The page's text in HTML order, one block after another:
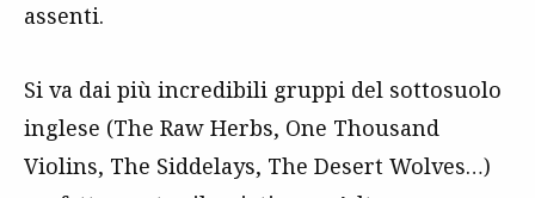
assenti.
Si va dai più incredibili gruppi del sottosuolo
inglese (The Raw Herbs, One Thousand
Violins, The Siddelays, The Desert Wolves…)